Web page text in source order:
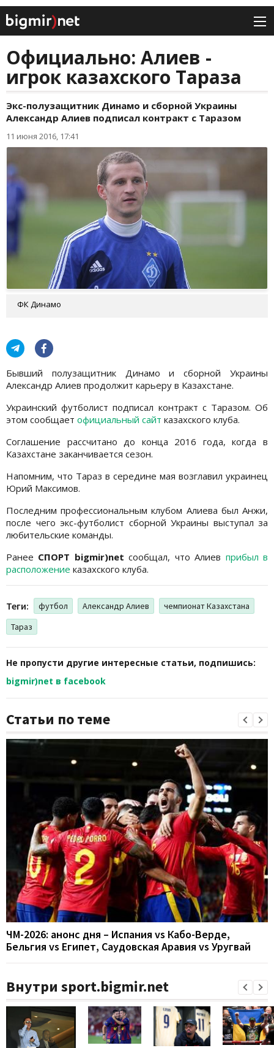
Официально: Алиев -
игрок казахского Тараза
Экс-полузащитник Динамо и сборной Украины
Александр Алиев подписал контракт с Таразом
11 июня 2016, 17:41
ФК Динамо
Бывший полузащитник Динамо и сборной Украины
Александр Алиев продолжит карьеру в Казахстане.
Украинский футболист подписал контракт с Таразом. Об
этом сообщает официальный сайт казахского клуба.
Соглашение рассчитано до конца 2016 года, когда в
Казахстане заканчивается сезон.
Напомним, что Тараз в середине мая возглавил украинец
Юрий Максимов.
Последним профессиональным клубом Алиева был Анжи,
после чего экс-футболист сборной Украины выступал за
любительские команды.
Ранее СПОРТ bigmir)net сообщал, что Алиев прибыл в
расположение казахского клуба.
Теги: футбол Александр Алиев
чемпионат Казахстана
Тараз
Не пропусти другие интересные статьи, подпишись:
bigmir)net в facebook
Статьи по теме
ЧМ-2026: анонс дня – Испания vs Кабо-Верде,
Бельгия vs Египет, Саудовская Аравия vs Уругвай
Внутри sport.bigmir.net